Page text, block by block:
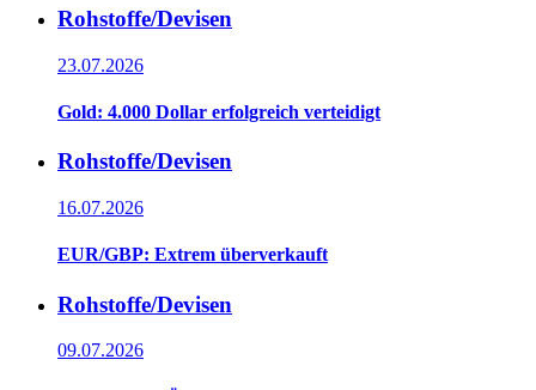
Rohstoffe/Devisen
23.07.2026
Gold: 4.000 Dollar erfolgreich verteidigt
Rohstoffe/Devisen
16.07.2026
EUR/GBP: Extrem überverkauft
Rohstoffe/Devisen
09.07.2026